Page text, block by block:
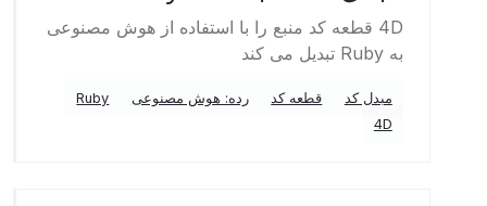
4D قطعه کد منبع را با استفاده از هوش مصنوعی
به Ruby تبدیل می کند
مبدل کد قطعه کد رده: هوش مصنوعی
Ruby
4D